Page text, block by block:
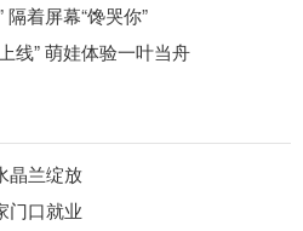
着屏幕“馋哭你”
线” 萌娃体验一叶当舟
晶兰绽放
门口就业